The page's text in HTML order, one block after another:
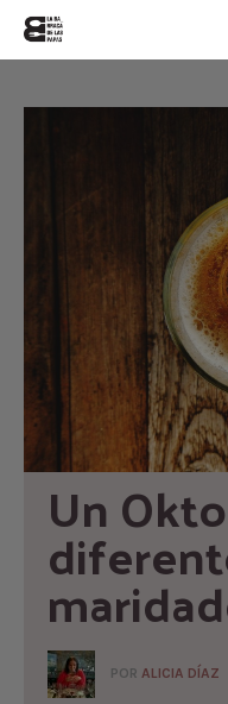
Un
POR ALICIA DÍAZ